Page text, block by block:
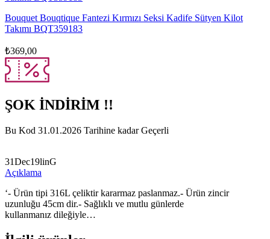
Bouquet Bouqtique Fantezi Kırmızı Seksi Kadife Sütyen Kilot
Takımı BQT359183
₺369,00
ŞOK İNDİRİM !!
Bu Kod 31.01.2026 Tarihine kadar Geçerli
31Dec19linG
Açıklama
‘- Ürün tipi 316L çeliktir kararmaz paslanmaz.- Ürün zincir
uzunluğu 45cm dir.- Sağlıklı ve mutlu günlerde
kullanmanız dileğiyle…